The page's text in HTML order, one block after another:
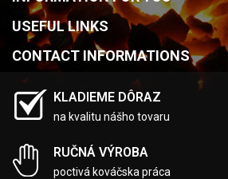
USEFUL LINKS
CONTACT INFORMATIONS
KLADIEME DÔRAZ
na kvalitu nášho tovaru
RUČNÁ VÝROBA
poctivá kováčska práca